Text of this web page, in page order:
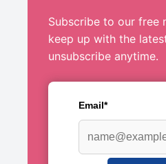
Subscribe to our free
keep up with the
unsubscribe anytime.
Email*